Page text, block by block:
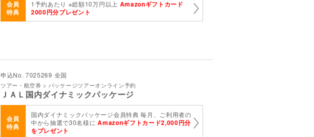
会員
特典
1予約あたり ※総額10万円以上 Amazonギフトカード
2000円分プレゼント
申込No. 7025269 全国
ツアー・航空券 > パッケージツアーオンライン予約
ＪＡＬ国内ダイナミックパッケージ
会員
特典
国内ダイナミックパッケージ会員特典 毎月、ご利用者の
中から抽選で30名様にAmazonギフトカード2,000円分
をプレゼント